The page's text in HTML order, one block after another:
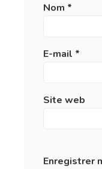
Nom *
E-mail *
Site web
Enregistrer